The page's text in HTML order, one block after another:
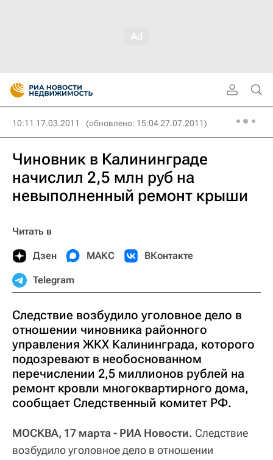
10:11 17.03.2011 (обновлено: 15:04 27.07.2011)
Чиновник в Калининграде
начислил 2,5 млн руб на
невыполненный ремонт крыши
Читать в
Дзен МАКС ВКонтакте
Telegram
Следствие возбудило уголовное дело в
отношении чиновника районного
управления ЖКХ Калининграда, которого
подозревают в необоснованном
перечислении 2,5 миллионов рублей на
ремонт кровли многоквартирного дома,
сообщает Следственный комитет РФ.
МОСКВА, 17 марта - РИА Новости. Следствие
возбудило уголовное дело в отношении